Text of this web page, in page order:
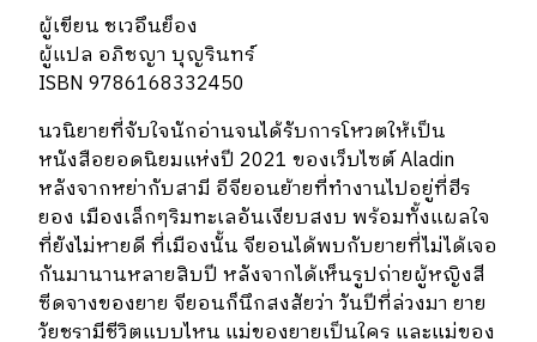
ผู้เขียน ชเวอึนย็อง
ผู้แปล อภิชญา บุญรินทร์
ISBN 9786168332450
นวนิยายที่จับใจนักอ่านจนได้รับการโหวตให้เป็น
หนังสือยอดนิยมแห่งปี 2021 ของเว็บไซต์ Aladin
หลังจากหย่ากับสามี อีจียอนย้ายที่ทำงานไปอยู่ที่ฮีร
ยอง เมืองเล็กๆริมทะเลอันเงียบสงบ พร้อมทั้งแผลใจ
ที่ยังไม่หายดี ที่เมืองนั้น จียอนได้พบกับยายที่ไม่ได้เจอ
กันมานานหลายสิบปี หลังจากได้เห็นรูปถ่ายผู้หญิงสี
ซีดจางของยาย จียอนก็นึกสงสัยว่า วันปีที่ล่วงมา ยาย
วัยชรามีชีวิตแบบไหน แม่ของยายเป็นใคร และแม่ของ